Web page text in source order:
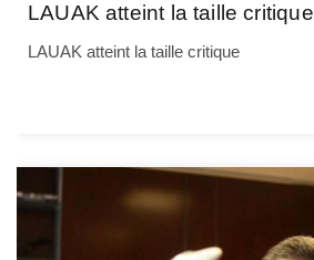
LAUAK atteint la taille critique
LAUAK atteint la taille critique